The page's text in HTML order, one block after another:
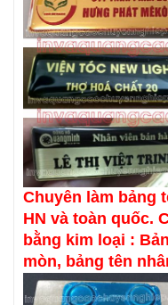
Chuyên làm bảng
HN và toàn quốc.
bằng kim loại :
mòn, bảng tên